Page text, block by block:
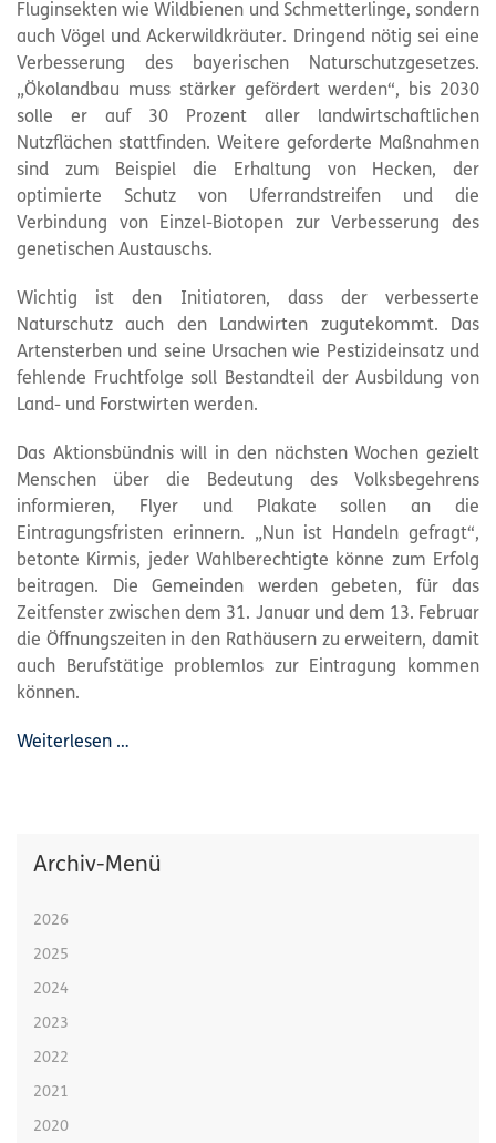
Fluginsekten wie Wildbienen und Schmetterlinge, sondern
auch Vögel und Ackerwildkräuter. Dringend nötig sei eine
Verbesserung des bayerischen Naturschutzgesetzes.
„Ökolandbau muss stärker gefördert werden“, bis 2030
solle er auf 30 Prozent aller landwirtschaftlichen
Nutzflächen stattfinden. Weitere geforderte Maßnahmen
sind zum Beispiel die Erhaltung von Hecken, der
optimierte Schutz von Uferrandstreifen und die
Verbindung von Einzel-Biotopen zur Verbesserung des
genetischen Austauschs.
Wichtig ist den Initiatoren, dass der verbesserte
Naturschutz auch den Landwirten zugutekommt. Das
Artensterben und seine Ursachen wie Pestizideinsatz und
fehlende Fruchtfolge soll Bestandteil der Ausbildung von
Land- und Forstwirten werden.
Das Aktionsbündnis will in den nächsten Wochen gezielt
Menschen über die Bedeutung des Volksbegehrens
informieren, Flyer und Plakate sollen an die
Eintragungsfristen erinnern. „Nun ist Handeln gefragt“,
betonte Kirmis, jeder Wahlberechtigte könne zum Erfolg
beitragen. Die Gemeinden werden gebeten, für das
Zeitfenster zwischen dem 31. Januar und dem 13. Februar
die Öffnungszeiten in den Rathäusern zu erweitern, damit
auch Berufstätige problemlos zur Eintragung kommen
können.
Weiterlesen …
Archiv-Menü
2026
2025
2024
2023
2022
2021
2020